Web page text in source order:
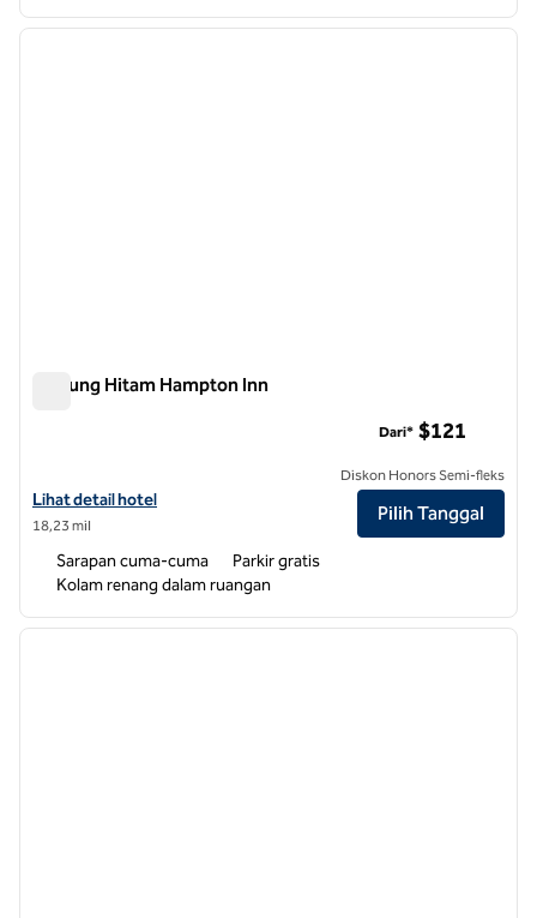
1 dari 12
Gunung Hitam Hampton Inn
Lihat detail hotel untuk Hampton Inn Black Mountain
Lihat detail hotel
18,23 mil
Dari* $121
Diskon Honors Semi-fleks
Pilih Tanggal
Sarapan cuma-cuma
Parkir gratis
Kolam renang dalam ruangan
1 dari 12